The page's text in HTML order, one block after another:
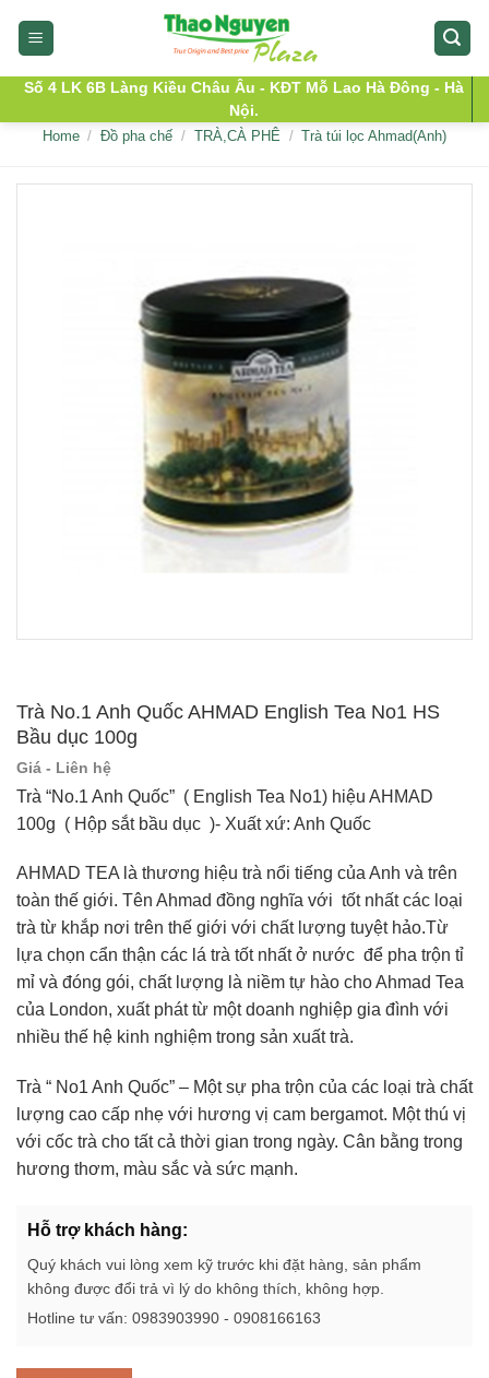
Số 4 LK 6B Làng Kiều Châu Âu - KĐT Mỗ Lao Hà Đông - Hà
Nội.
Home / Đồ pha chế / TRÀ,CÀ PHÊ / Trà túi lọc Ahmad(Anh)
Trà No.1 Anh Quốc AHMAD English Tea No1 HS
Bầu dục 100g
Giá - Liên hệ
Trà “No.1 Anh Quốc” ( English Tea No1) hiệu AHMAD
100g ( Hộp sắt bầu dục )- Xuất xứ: Anh Quốc
AHMAD TEA là thương hiệu trà nổi tiếng của Anh và trên
toàn thế giới. Tên Ahmad đồng nghĩa với tốt nhất các loại
trà từ khắp nơi trên thế giới với chất lượng tuyệt hảo.Từ
lựa chọn cẩn thận các lá trà tốt nhất ở nước để pha trộn tỉ
mỉ và đóng gói, chất lượng là niềm tự hào cho Ahmad Tea
của London, xuất phát từ một doanh nghiệp gia đình với
nhiều thế hệ kinh nghiệm trong sản xuất trà.
Trà “ No1 Anh Quốc” – Một sự pha trộn của các loại trà chất
lượng cao cấp nhẹ với hương vị cam bergamot. Một thú vị
với cốc trà cho tất cả thời gian trong ngày. Cân bằng trong
hương thơm, màu sắc và sức mạnh.
Hỗ trợ khách hàng:
Quý khách vui lòng xem kỹ trước khi đặt hàng, sản phẩm
không được đổi trả vì lý do không thích, không hợp.
Hotline tư vấn: 0983903990 - 0908166163